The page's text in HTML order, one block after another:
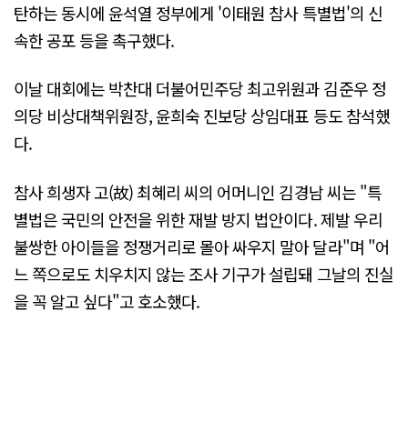
탄하는 동시에 윤석열 정부에게 '이태원 참사 특별법'의 신
속한 공포 등을 촉구했다.
이날 대회에는 박찬대 더불어민주당 최고위원과 김준우 정
의당 비상대책위원장, 윤희숙 진보당 상임대표 등도 참석했
다.
참사 희생자 고(故) 최혜리 씨의 어머니인 김경남 씨는 "특
별법은 국민의 안전을 위한 재발 방지 법안이다. 제발 우리
불쌍한 아이들을 정쟁거리로 몰아 싸우지 말아 달라"며 "어
느 쪽으로도 치우치지 않는 조사 기구가 설립돼 그날의 진실
을 꼭 알고 싶다"고 호소했다.